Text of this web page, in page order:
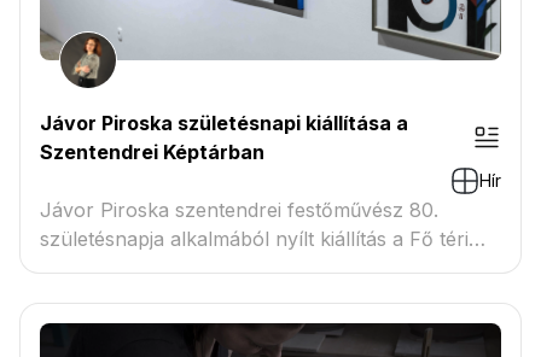
Jávor Piroska születésnapi kiállítása a
Szentendrei Képtárban
Hír
Jávor Piroska szentendrei festőművész 80.
születésnapja alkalmából nyílt kiállítás a Fő téri
Képtárb...